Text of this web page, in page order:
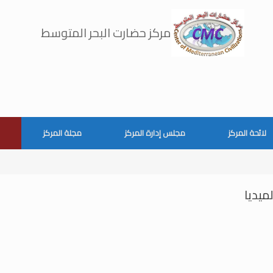
مركز حضارت البحر المتوسط
لائحة المركز مجلس إدارة المركز
مجلة المركز